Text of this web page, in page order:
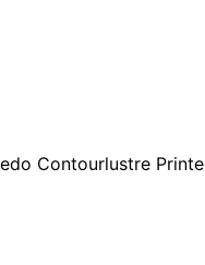
Contourlustre